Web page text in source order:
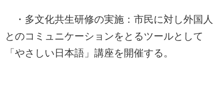
・多文化共生研修の実施：市民に対し外国人
とのコミュニケーションをとるツールとして
「やさしい日本語」講座を開催する。